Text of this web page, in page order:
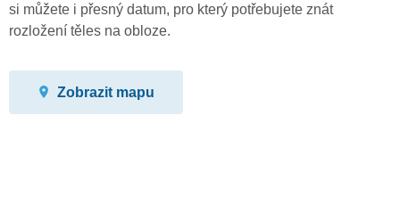
si můžete i přesný datum, pro který potřebujete znát
rozložení těles na obloze.
Zobrazit mapu